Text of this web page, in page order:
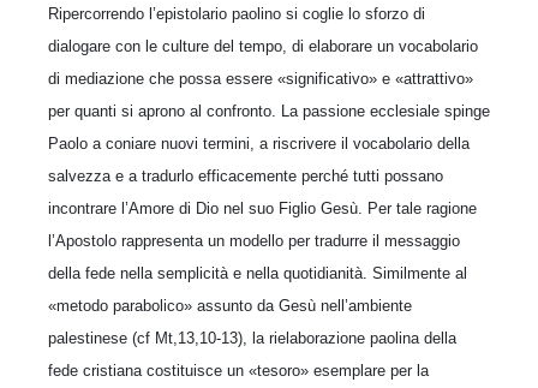
Ripercorrendo l’epistolario paolino si coglie lo sforzo di
dialogare con le culture del tempo, di elaborare un vocabolario
di mediazione che possa essere «significativo» e «attrattivo»
per quanti si aprono al confronto. La passione ecclesiale spinge
Paolo a coniare nuovi termini, a riscrivere il vocabolario della
salvezza e a tradurlo efficacemente perché tutti possano
incontrare l’Amore di Dio nel suo Figlio Gesù. Per tale ragione
l’Apostolo rappresenta un modello per tradurre il messaggio
della fede nella semplicità e nella quotidianità. Similmente al
«metodo parabolico» assunto da Gesù nell’ambiente
palestinese (cf Mt,13,10-13), la rielaborazione paolina della
fede cristiana costituisce un «tesoro» esemplare per la